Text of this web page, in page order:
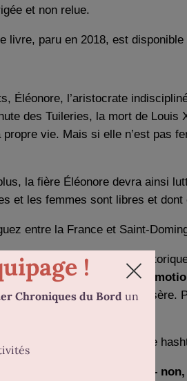
et non relue.
livre, paru en 2018, est
Éléonore, l’aristocrate
des Tuileries, la mort de
vie. Mais si elle n’est pas
la fière Éléonore devra ainsi
et les femmes sont libres et
entre la France et Saint-
côtoyez les personnages
néanmoinsla part belle à
par la violence et la misère.
site officiel ou en suivant le
(sinon j’arrête d’écrire –